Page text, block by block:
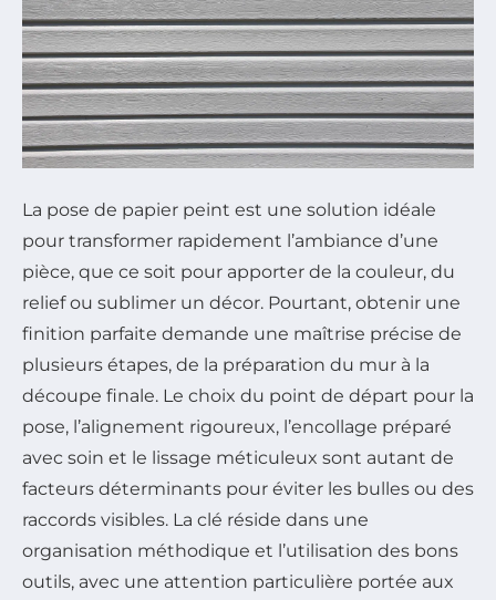
La pose de papier peint est une solution idéale
pour transformer rapidement l’ambiance d’une
pièce, que ce soit pour apporter de la couleur, du
relief ou sublimer un décor. Pourtant, obtenir une
finition parfaite demande une maîtrise précise de
plusieurs étapes, de la préparation du mur à la
découpe finale. Le choix du point de départ pour la
pose, l’alignement rigoureux, l’encollage préparé
avec soin et le lissage méticuleux sont autant de
facteurs déterminants pour éviter les bulles ou des
raccords visibles. La clé réside dans une
organisation méthodique et l’utilisation des bons
outils, avec une attention particulière portée aux